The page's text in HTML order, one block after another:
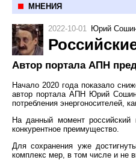
МНЕНИЯ
2022-10-01 Юрий
Автор портала АПН
Начало 2020 года показало
автор портала АПН Юрий
потребления энергоносителей,
На данный момент
конкурентное преимущество.
Для сохранения уже
комплекс мер, в том числе и не